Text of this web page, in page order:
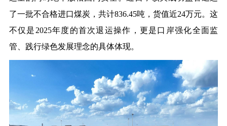
了一批不合格进口煤炭，共计836.45吨，货值近24万元。这
不仅是2025年度的首次退运操作，更是口岸强化全面监
管、践行绿色发展理念的具体体现。